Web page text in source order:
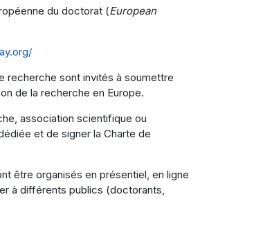
du doctorat (European
recherche sont invités à soumettre
de la recherche en Europe.
association scientifique ou
et de signer la Charte de
être organisés en présentiel, en ligne
à différents publics (doctorants,